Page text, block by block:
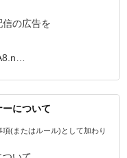
の広告を
について
(またはルール)として加わり